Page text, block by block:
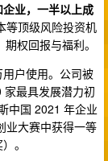
业，一半以上成
等顶级风险投资机
权回报与福利。
户使用。公司被
最具发展潜力初
中国 2021 年企业
业大赛中获得一等
。